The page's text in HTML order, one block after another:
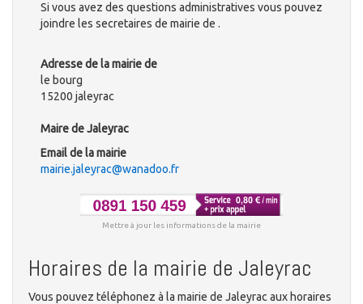
Si vous avez des questions administratives vous pouvez
joindre les secretaires de mairie de .
Adresse de la mairie de
le bourg
15200 jaleyrac
Maire de Jaleyrac
Email de la mairie
mairie.jaleyrac@wanadoo.fr
Mettre à jour les informations de la mairie
Horaires de la mairie de Jaleyrac
Vous pouvez téléphonez à la mairie de Jaleyrac aux horaires